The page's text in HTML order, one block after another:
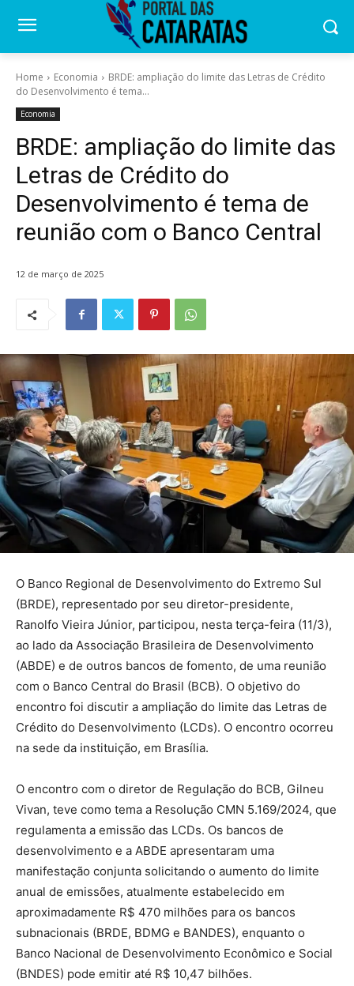
Home Economia
BRDE: ampliação do limite das Letras de Crédito
do Desenvolvimento é tema...
Economia
BRDE: ampliação do limite das
Letras de Crédito do
Desenvolvimento é tema de
reunião com o Banco Central
12 de março de 2025
O Banco Regional de Desenvolvimento do Extremo Sul
(BRDE), representado por seu diretor-presidente,
Ranolfo Vieira Júnior, participou, nesta terça-feira (11/3),
ao lado da Associação Brasileira de Desenvolvimento
(ABDE) e de outros bancos de fomento, de uma reunião
com o Banco Central do Brasil (BCB). O objetivo do
encontro foi discutir a ampliação do limite das Letras de
Crédito do Desenvolvimento (LCDs). O encontro ocorreu
na sede da instituição, em Brasília.
O encontro com o diretor de Regulação do BCB, Gilneu
Vivan, teve como tema a Resolução CMN 5.169/2024, que
regulamenta a emissão das LCDs. Os bancos de
desenvolvimento e a ABDE apresentaram uma
manifestação conjunta solicitando o aumento do limite
anual de emissões, atualmente estabelecido em
aproximadamente R$ 470 milhões para os bancos
subnacionais (BRDE, BDMG e BANDES), enquanto o
Banco Nacional de Desenvolvimento Econômico e Social
(BNDES) pode emitir até R$ 10,47 bilhões.